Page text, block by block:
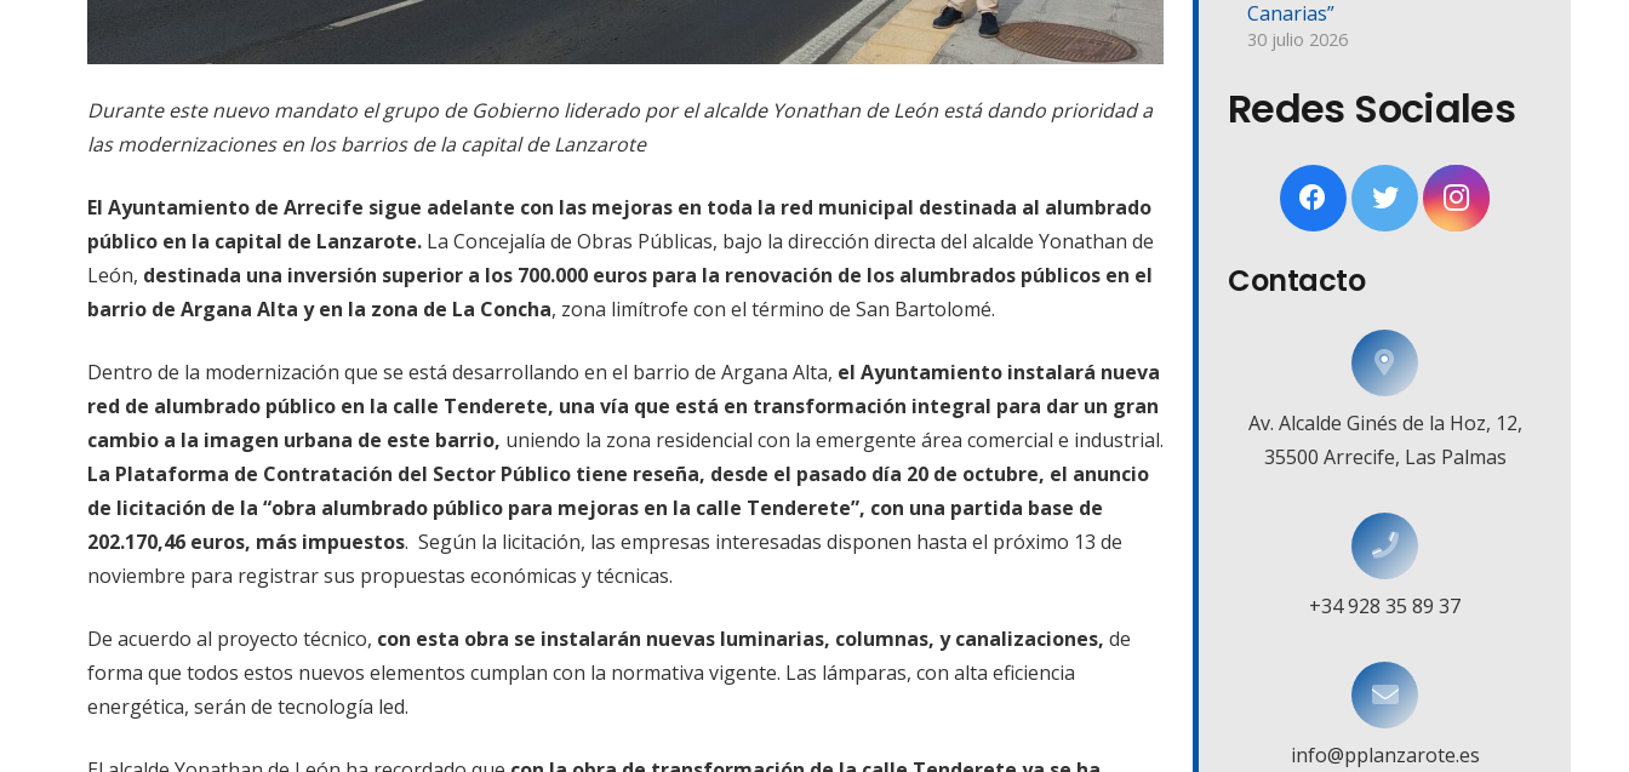
Durante este nuevo mandato el grupo de Gobierno liderado por el alcalde Yonathan de León está dando prioridad a
las modernizaciones en los barrios de la capital de Lanzarote
El Ayuntamiento de Arrecife sigue adelante con las mejoras en toda la red municipal destinada al alumbrado
público en la capital de Lanzarote. La Concejalía de Obras Públicas, bajo la dirección directa del alcalde Yonathan de
León, destinada una inversión superior a los 700.000 euros para la renovación de los alumbrados públicos en el
barrio de Argana Alta y en la zona de La Concha, zona limítrofe con el término de San Bartolomé.
Dentro de la modernización que se está desarrollando en el barrio de Argana Alta, el Ayuntamiento instalará nueva
red de alumbrado público en la calle Tenderete, una vía que está en transformación integral para dar un gran
cambio a la imagen urbana de este barrio, uniendo la zona residencial con la emergente área comercial e industrial.
La Plataforma de Contratación del Sector Público tiene reseña, desde el pasado día 20 de octubre, el anuncio
de licitación de la “obra alumbrado público para mejoras en la calle Tenderete”, con una partida base de
202.170,46 euros, más impuestos. Según la licitación, las empresas interesadas disponen hasta el próximo 13 de
noviembre para registrar sus propuestas económicas y técnicas.
De acuerdo al proyecto técnico, con esta obra se instalarán nuevas luminarias, columnas, y canalizaciones, de
forma que todos estos nuevos elementos cumplan con la normativa vigente. Las lámparas, con alta eficiencia
energética, serán de tecnología led.
Canarias”
30 julio 2026
Redes Sociales
Contacto
Av. Alcalde Ginés de la Hoz, 12,
35500 Arrecife, Las Palmas
+34 928 35 89 37
info@pplanzarote.es